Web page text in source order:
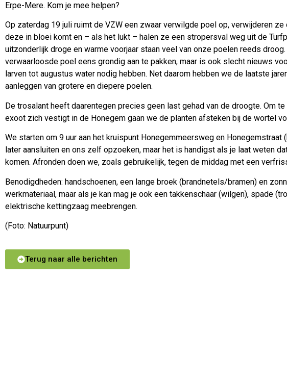
Erpe-Mere. Kom je mee helpen?
Op zaterdag 19 juli ruimt de VZW een zwaar verwilgde poel op, verwijderen
deze in bloei komt en – als het lukt – halen ze een stropersval weg uit de
uitzonderlijk droge en warme voorjaar staan veel van onze poelen reeds
verwaarloosde poel eens grondig aan te pakken, maar is ook slecht nieuws
larven tot augustus water nodig hebben. Net daarom hebben we de laatste
aanleggen van grotere en diepere poelen.
De trosalant heeft daarentegen precies geen last gehad van de droogte. Om
exoot zich vestigt in de Honegem gaan we de planten afsteken bij de wortel
We starten om 9 uur aan het kruispunt Honegemmeersweg en Honegemstraat
later aansluiten en ons zelf opzoeken, maar het is handigst als je laat weten
komen. Afronden doen we, zoals gebruikelijk, tegen de middag met een
Benodigdheden: handschoenen, een lange broek (brandnetels/bramen) en
werkmateriaal, maar als je kan mag je ook een takkenschaar (wilgen), spade
elektrische kettingzaag meebrengen.
(Foto: Natuurpunt)
Terug naar alle berichten